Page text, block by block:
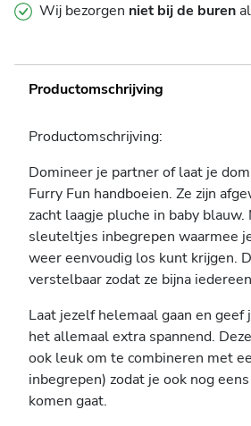
Wij bezorgen niet bij de buren
Productomschrijving
Productomschrijving:
Domineer je partner of laat je
Furry Fun handboeien. Ze zijn
zacht laagje pluche in baby
sleuteltjes inbegrepen waarmee
weer eenvoudig los kunt krijgen.
verstelbaar zodat ze bijna
Laat jezelf helemaal gaan en geef
het allemaal extra spannend.
ook leuk om te combineren met
inbegrepen) zodat je ook nog
komen gaat.